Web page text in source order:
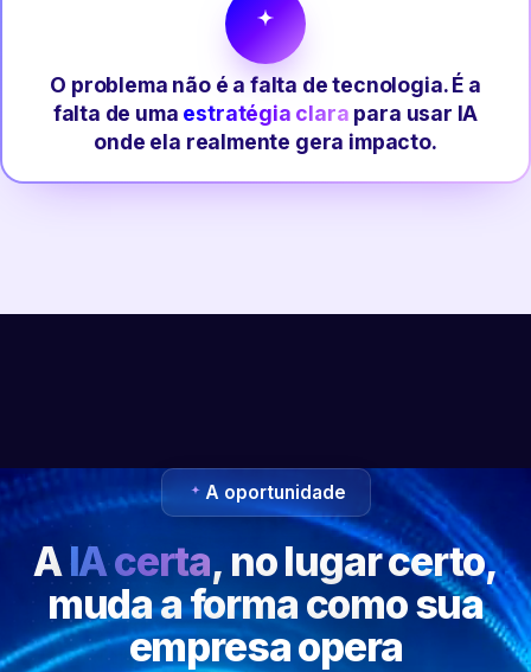
O problema não é a falta de tecnologia. É a
falta de uma estratégia clara para usar IA
onde ela realmente gera impacto.
A oportunidade
AIA certa, no lugar certo,
muda a forma como sua
empresa opera